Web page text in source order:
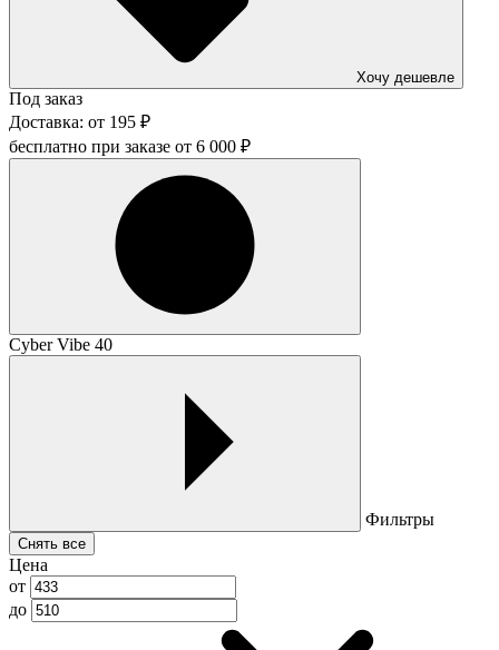
Хочу дешевле
Под заказ
Доставка: от 195 ₽
бесплатно при заказе от 6 000 ₽
Cyber Vibe 40
Фильтры
Снять все
Цена
от
до